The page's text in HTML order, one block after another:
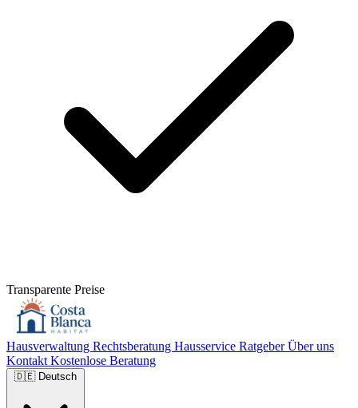
Transparente Preise
Hausverwaltung Rechtsberatung Hausservice RatgeberÜber uns
Kontakt Kostenlose Beratung
🇩🇪 Deutsch